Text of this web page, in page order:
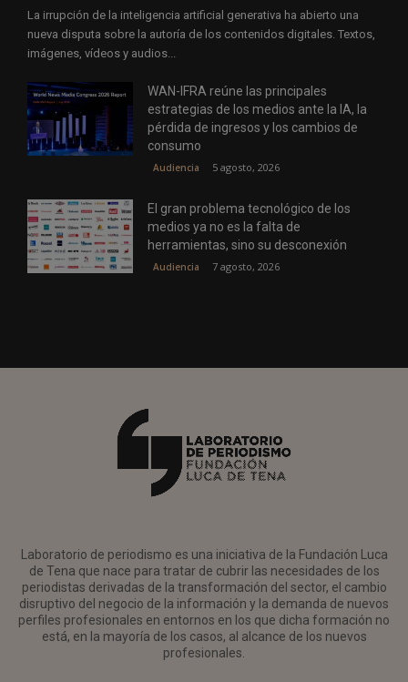
La irrupción de la inteligencia artificial generativa ha abierto una
nueva disputa sobre la autoría de los contenidos digitales. Textos,
imágenes, vídeos y audios...
WAN-IFRA reúne las principales
estrategias de los medios ante la IA, la
pérdida de ingresos y los cambios de
consumo
Audiencia 5 agosto, 2026
El gran problema tecnológico de los
medios ya no es la falta de
herramientas, sino su desconexión
Audiencia 7 agosto, 2026
Laboratorio de periodismo es una iniciativa de la Fundación Luca
de Tena que nace para tratar de cubrir las necesidades de los
periodistas derivadas de la transformación del sector, el cambio
disruptivo del negocio de la información y la demanda de nuevos
perfiles profesionales en entornos en los que dicha formación no
está, en la mayoría de los casos, al alcance de los nuevos
profesionales.